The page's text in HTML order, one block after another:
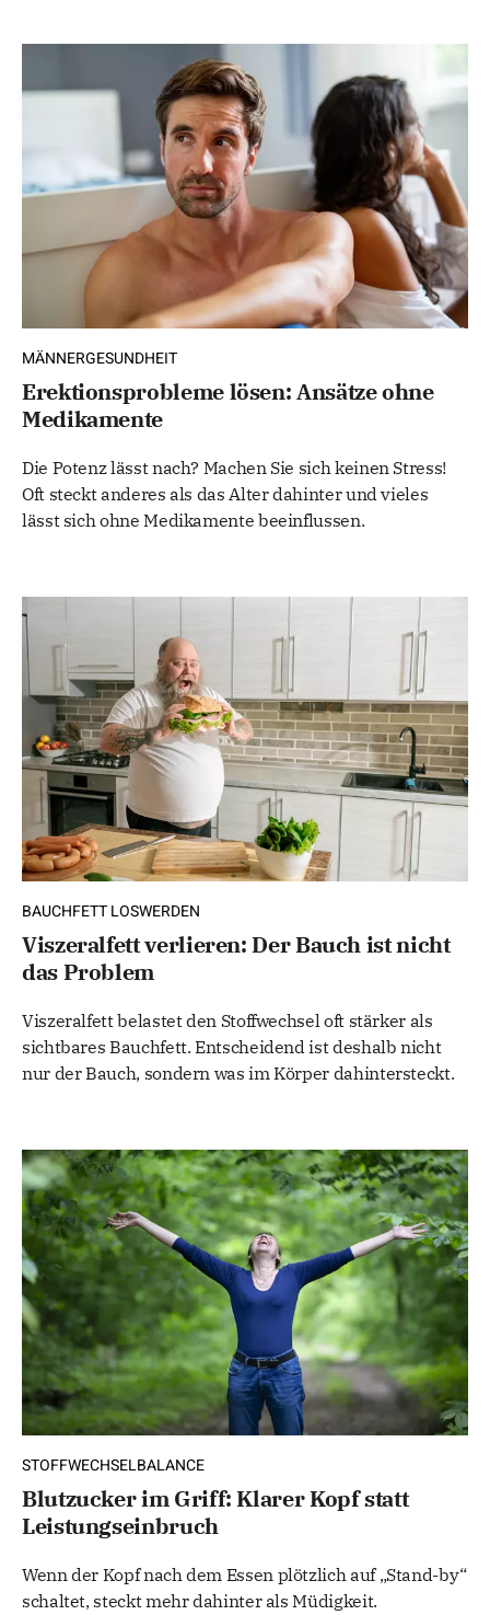
MÄNNERGESUNDHEIT
Erektionsprobleme lösen: Ansätze ohne
Medikamente
Die Potenz lässt nach? Machen Sie sich keinen Stress!
Oft steckt anderes als das Alter dahinter und vieles
lässt sich ohne Medikamente beeinflussen.
BAUCHFETT LOSWERDEN
Viszeralfett verlieren: Der Bauch ist nicht
das Problem
Viszeralfett belastet den Stoffwechsel oft stärker als
sichtbares Bauchfett. Entscheidend ist deshalb nicht
nur der Bauch, sondern was im Körper dahintersteckt.
STOFFWECHSELBALANCE
Blutzucker im Griff: Klarer Kopf statt
Leistungseinbruch
Wenn der Kopf nach dem Essen plötzlich auf „Stand-by“
schaltet, steckt mehr dahinter als Müdigkeit.